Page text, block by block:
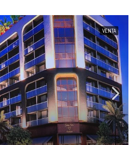
VENTA